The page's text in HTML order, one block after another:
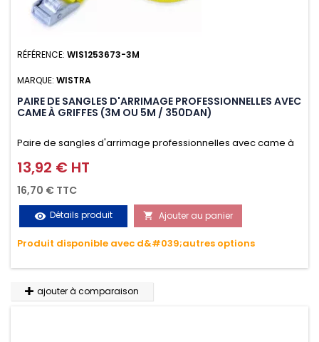
RÉFÉRENCE: WIS1253673-3M
MARQUE: WISTRA
PAIRE DE SANGLES D'ARRIMAGE PROFESSIONNELLES AVEC
CAME À GRIFFES (3M OU 5M / 350DAN)
Paire de sangles d'arrimage professionnelles avec came à
griffes (3M ou 5M / 350daN), simple et rapide d'utilisation.
Permet d'arrimer et de sécuriser vos chargements pendant
le transport. Matière polyester très résistante aux UV et aux
variations de températures, n'absorbe pas l'eau.
Prix
13,92 € HT
16,70 € TTC
visibility Détails produit  Ajouter au panier
Produit disponible avec d&#039;autres options
ajouter à comparaison